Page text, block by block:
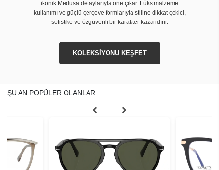
ikonik Medusa detaylarıyla öne çıkar. Lüks malzeme
kullanımı ve güçlü çerçeve formlarıyla stiline dikkat çekici,
sofistike ve özgüvenli bir karakter kazandırır.
KOLEKSİYONU KEŞFET
ŞU AN POPÜLER OLANLAR